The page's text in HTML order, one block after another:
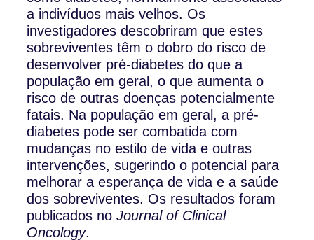
a indivíduos mais velhos. Os
investigadores descobriram que estes
sobreviventes têm o dobro do risco de
desenvolver pré-diabetes do que a
população em geral, o que aumenta o
risco de outras doenças potencialmente
fatais. Na população em geral, a pré-
diabetes pode ser combatida com
mudanças no estilo de vida e outras
intervenções, sugerindo o potencial para
melhorar a esperança de vida e a saúde
dos sobreviventes. Os resultados foram
publicados noJournal of Clinical
Oncology.